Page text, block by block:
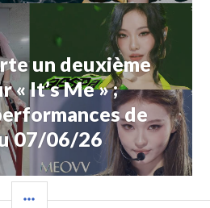
un deuxième
« It’s Me » ;
de
07/06/26